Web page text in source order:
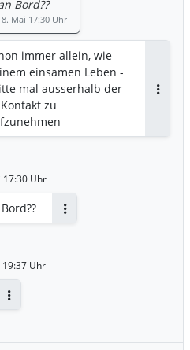
Bord??
8. Mai 17:30 Uhr
immer allein, wie
einsamen Leben -
mal ausserhalb der
zu
17:30 Uhr
Uhr